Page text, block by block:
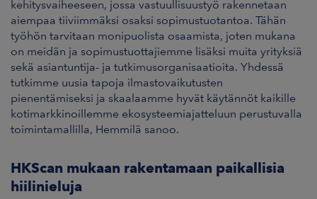
kehitysvaiheeseen, jossa vastuullisuustyö rakennetaan
aiempaa tiiviimmäksi osaksi sopimustuotantoa. Tähän
työhön tarvitaan monipuolista osaamista, joten mukana
on meidän ja sopimustuottajiemme lisäksi muita yrityksiä
sekä asiantuntija- ja tutkimusorganisaatioita. Yhdessä
tutkimme uusia tapoja ilmastovaikutusten
pienentämiseksi ja skaalaamme hyvät käytännöt kaikille
kotimarkkinoillemme ekosysteemiajatteluun perustuvalla
toimintamallilla, Hemmilä sanoo.
HKScan mukaan rakentamaan paikallisia
hiilinieluja